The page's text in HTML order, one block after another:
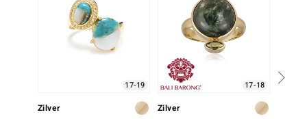
17-19
Zilver
17-18
Zilver